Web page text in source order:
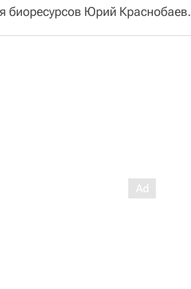
биоресурсов Юрий Краснобаев.